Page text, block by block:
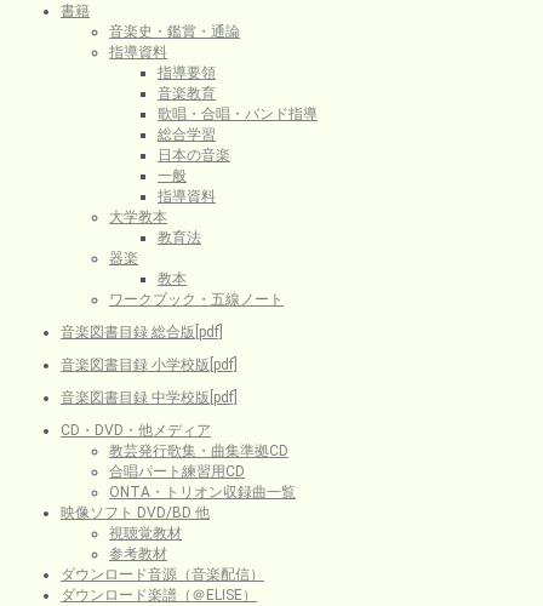
書籍
音楽史・鑑賞・通論
指導資料
指導要領
音楽教育
歌唱・合唱・バンド指導
総合学習
日本の音楽
一般
指導資料
大学教本
教育法
器楽
教本
ワークブック・五線ノート
音楽図書目録 総合版[pdf]
音楽図書目録 小学校版[pdf]
音楽図書目録 中学校版[pdf]
CD・DVD・他メディア
教芸発行歌集・曲集準拠CD
合唱パート練習用CD
ONTA・トリオン収録曲一覧
映像ソフト DVD/BD 他
視聴覚教材
参考教材
ダウンロード音源（音楽配信）
ダウンロード楽譜（＠ELISE）